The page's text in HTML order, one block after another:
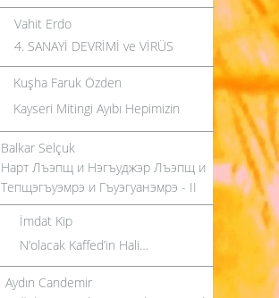
Vahit Erdo
4. SANAYİ DEVRİMİ ve VİRÜS
Kuşha Faruk Özden
Kayseri Mitingi Ayıbı Hepimizin
Balkar Selçuk
Нарт Лъэпщ и Нэгъуджэр Лъэпщ и
Тепщэгъуэмрэ и Гъуэгуанэмрэ - II
İmdat Kip
N’olacak Kaffed’in Hali…
Aydın Candemir